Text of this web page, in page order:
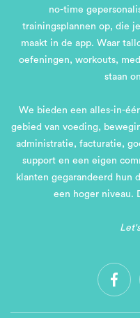
no-time
trainingsplannen op, die
maakt in de app. Waar
oefeningen, workouts,
staan
We bieden een alles-in-
gebied van voeding,
administratie, facturatie,
support en een eigen
klanten gegarandeerd hun
een hoger niveau.